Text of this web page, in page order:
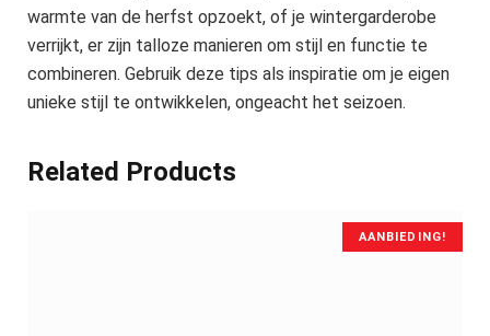
warmte van de herfst opzoekt, of je wintergarderobe
verrijkt, er zijn talloze manieren om stijl en functie te
combineren. Gebruik deze tips als inspiratie om je eigen
unieke stijl te ontwikkelen, ongeacht het seizoen.
Related Products
AANBIEDING!